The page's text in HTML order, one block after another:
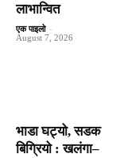
लाभान्वित
एक पाइलो -
August 7, 2026
भाडा घट्यो, सडक
बिग्रियो : खलंगा–